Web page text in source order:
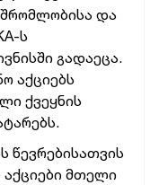
და
ს
გადაეცა.
აქციებს
ქვეყნის
წევრებისათვის
მთელი